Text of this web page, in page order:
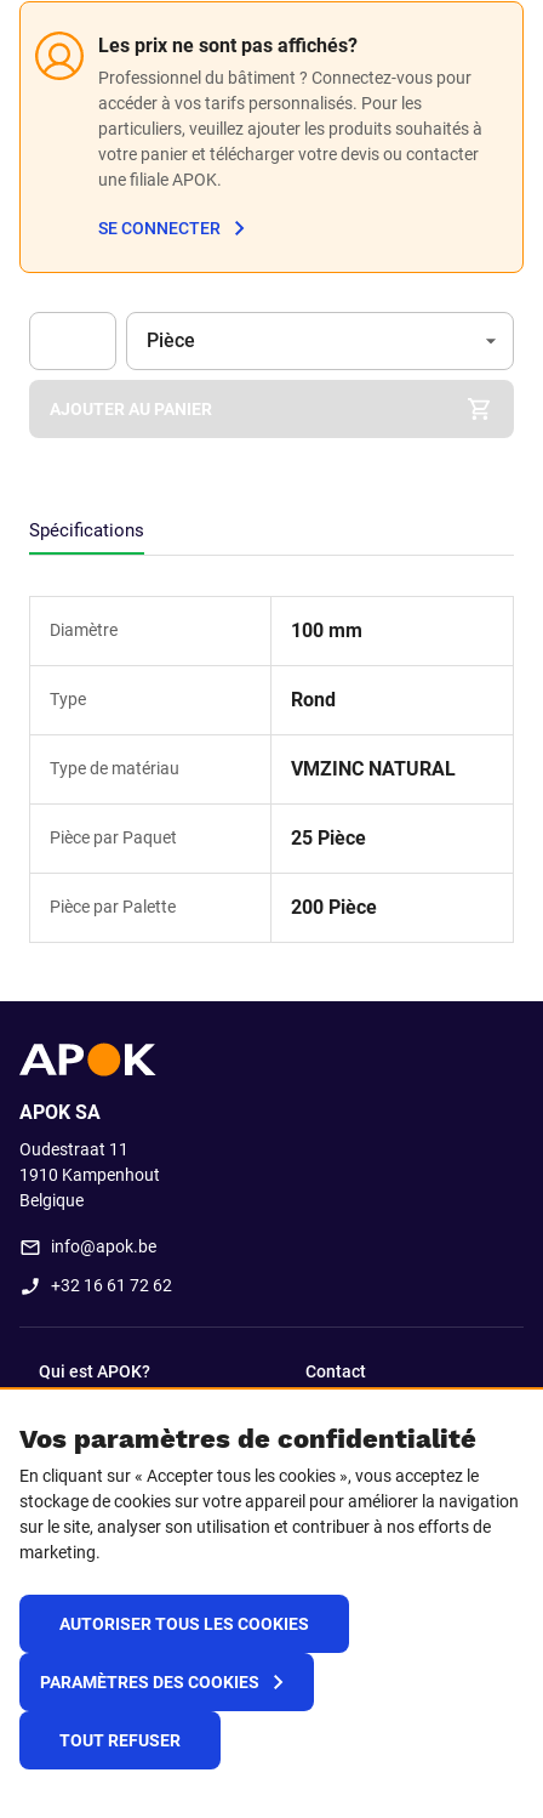
Les prix ne sont pas affichés?
Professionnel du bâtiment ? Connectez-vous pour
accéder à vos tarifs personnalisés. Pour les
particuliers, veuillez ajouter les produits souhaités à
votre panier et télécharger votre devis ou contacter
une filiale APOK.
SE CONNECTER
Apok.Product.Detail.AddToCart.Quantity (Optionnel)
Unité
Pièce
AJOUTER AU PANIER
Spécifications
Diamètre 100 mm
Type Rond
Type de matériau VMZINC NATURAL
Pièce par Paquet 25 Pièce
Pièce par Palette 200 Pièce
Vos paramètres de confidentialité
En cliquant sur « Accepter tous les cookies », vous acceptez le
stockage de cookies sur votre appareil pour améliorer la navigation
sur le site, analyser son utilisation et contribuer à nos efforts de
marketing.
AUTORISER TOUS LES COOKIES
PARAMÈTRES DES COOKIES
TOUT REFUSER
APOK SA
Oudestraat 11
1910 Kampenhout
Belgique
info@apok.be
+32 16 61 72 62
Qui est APOK? Contact
SUIVEZ-NOUS SUR
Facebook LinkedIn
© 2025 APOK